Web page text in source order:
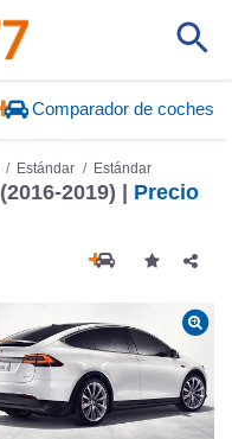
Comparador de coches
Estándar
Estándar
2019) | Precio